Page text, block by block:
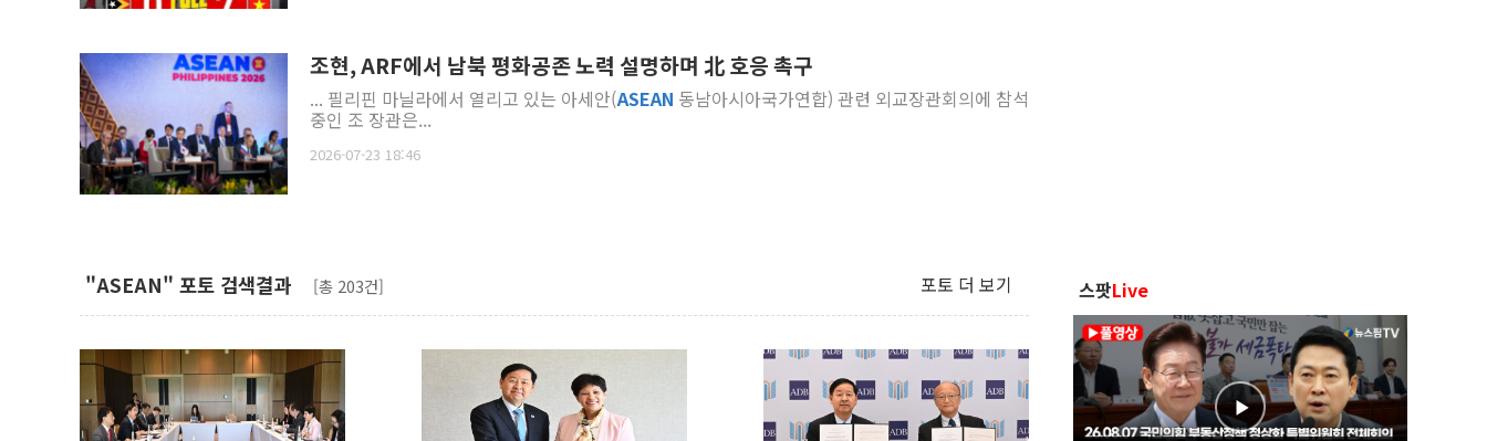
조현, ARF에서 남북 평화공존 노력 설명하며 北 호응 촉구
... 필리핀 마닐라에서 열리고 있는 아세안(ASEAN 동남아시아국가연합) 관련 외교장관회의에 참석
중인 조 장관은...
2026-07-23 18:46
"ASEAN" 포토 검색결과 [총 203건] 포토 더 보기 스팟Live